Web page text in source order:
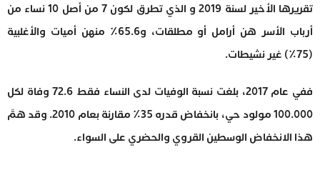
تقريرها الأخير لسنة 2019 و الذي تطرق لكون 7 من أصل 10 نساء من
أرباب الأسر هن أرامل أو مطلقات، و65.6٪ منهن أميات والأغلبية
(75٪) غير نشيطات.
ففي عام 2017، بلغت نسبة الوفيات لدى النساء فقط 72.6 وفاة لكل
100.000 مولود حي، بانخفاض قدره 35٪ مقارنة بعام 2010. وقد همَّ
هذا الانخفاض الوسطين القروي والحضري على السواء.